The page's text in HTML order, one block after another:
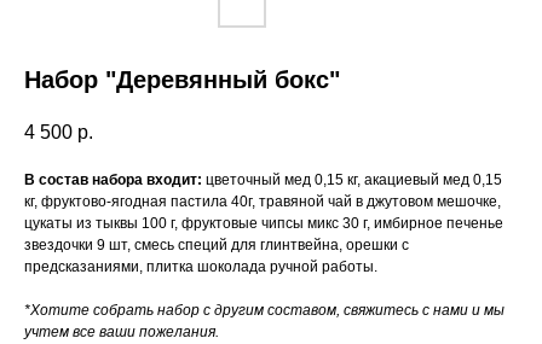
Набор "Деревянный бокс"
4 500 р.
В состав набора входит: цветочный мед 0,15 кг, акациевый мед 0,15
кг, фруктово-ягодная пастила 40г, травяной чай в джутовом мешочке,
цукаты из тыквы 100 г, фруктовые чипсы микс 30 г, имбирное печенье
звездочки 9 шт, смесь специй для глинтвейна, орешки с
предсказаниями, плитка шоколада ручной работы.
*Хотите собрать набор с другим составом, свяжитесь с нами и мы
учтем все ваши пожелания.